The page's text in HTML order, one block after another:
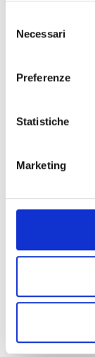
delNecessari
Preferenze
Statistiche
Marketing
Lespese
consiglia
Servizio
Simonetta
e-mail:
Roberto
telefono: